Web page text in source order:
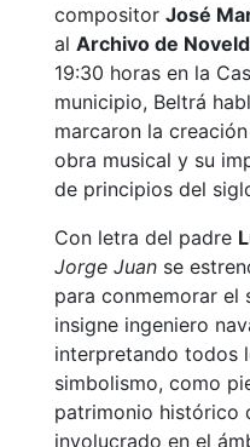
compositor José
al Archivo de
19:30 horas en la
municipio, Beltrá
marcaron la
obra musical y su
de principios del
Con letra del padre
Jorge Juan se
para conmemorar el
insigne ingeniero
interpretando todos
simbolismo, como
patrimonio histórico
involucrado en el